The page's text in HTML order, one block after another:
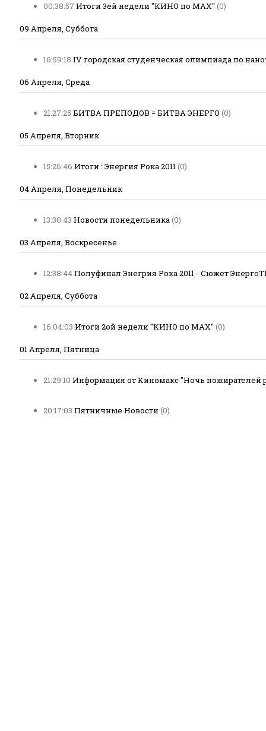
00:38:57 Итоги 3ей недели "КИНО по МАХ" (0)
09 Апреля, Суббота
16:59:18 IV городская студенческая олимпиада по
06 Апреля, Среда
21:27:25 БИТВА ПРЕПОДОВ = БИТВА ЭНЕРГО (0)
05 Апреля, Вторник
15:26:46 Итоги : Энергия Рока 2011(0)
04 Апреля, Понедельник
13:30:43 Новости понедельника(0)
03 Апреля, Воскресенье
12:38:44Полуфинал Энегрия Рока 2011 - Сюжет
02 Апреля, Суббота
16:04:03 Итоги 2ой недели "КИНО по МАХ" (0)
01 Апреля, Пятница
21:29:10 Информация от Киномакс "Ночь пожирателей
20:17:03 Пятничные Новости (0)